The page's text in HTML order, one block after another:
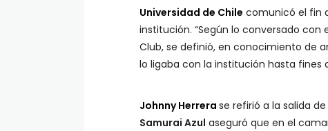
Universidad de Chile comunicó el fin
institución. “Según lo conversado
Club, se definió, en conocimiento de
lo ligaba con la institución hasta fines
Johnny Herrera se refirió a la salida de
Samurai Azul aseguró que en el